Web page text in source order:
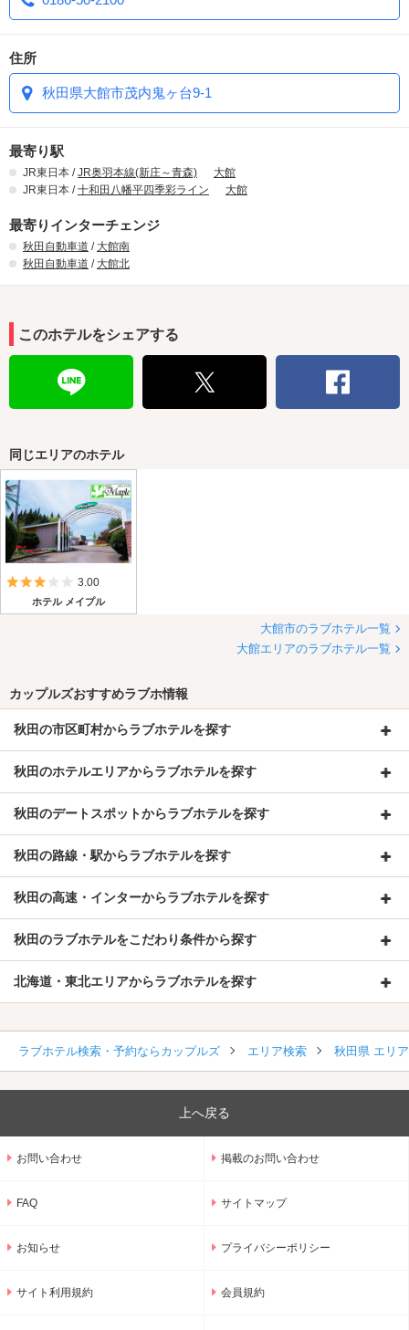
住所
秋田県大館市茂内鬼ヶ台9-1
最寄り駅
JR東日本 /JR奥羽本線(新庄～青森)
大館
JR東日本 /十和田八幡平四季彩ライン 大館
最寄りインターチェンジ
秋田自動車道 / 大館南
秋田自動車道 / 大館北
このホテルをシェアする
同じエリアのホテル
5つ星のうち3
3.00
ホテル メイプル
大館市のラブホテル一覧
大館エリアのラブホテル一覧
カップルズおすすめラブホ情報
秋田の市区町村からラブホテルを探す
秋田のホテルエリアからラブホテルを探す
秋田のデートスポットからラブホテルを探す
秋田の路線・駅からラブホテルを探す
秋田の高速・インターからラブホテルを探す
秋田のラブホテルをこだわり条件から探す
北海道・東北エリアからラブホテルを探す
ラブホテル検索・予約ならカップルズ エリア検索 秋田県 エリ
上へ戻る
お問い合わせ 掲載のお問い合わせ
FAQ サイトマップ
お知らせ プライバシーポリシー
サイト利用規約 会員規約